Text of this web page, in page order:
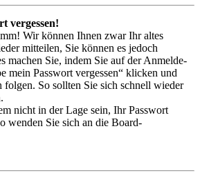
vergessen!
Wir können Ihnen zwar Ihr altes
mitteilen, Sie können es jedoch
machen Sie, indem Sie auf der Anmelde-
mein Passwort vergessen“ klicken und
folgen. So sollten Sie sich schnell wieder
nicht in der Lage sein, Ihr Passwort
wenden Sie sich an die Board-